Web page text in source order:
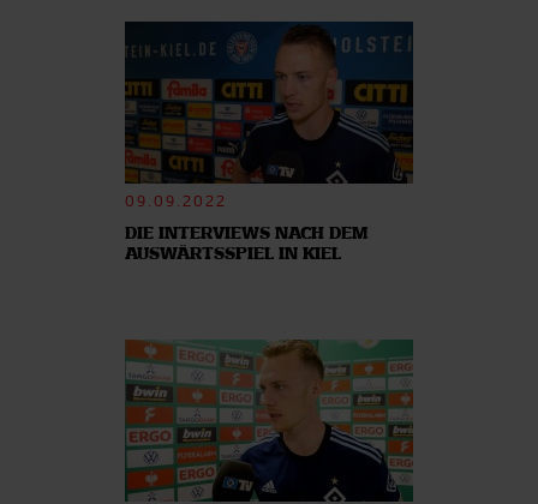
09.09.2022
DIE INTERVIEWS NACH DEM
AUSWÄRTSSPIEL IN KIEL